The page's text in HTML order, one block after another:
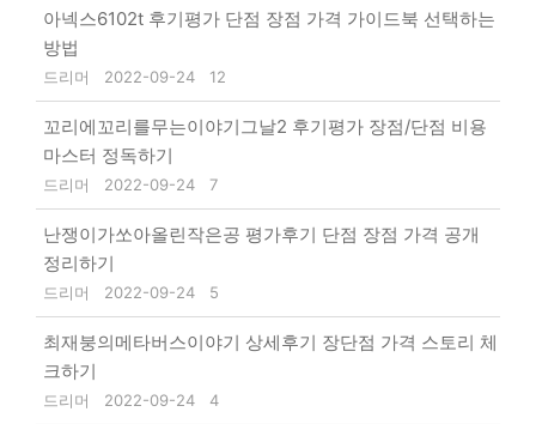
아넥스6102t 후기평가 단점 장점 가격 가이드북 선택하는
방법
드리머 2022-09-24 12
꼬리에꼬리를무는이야기그날2 후기평가 장점/단점 비용
마스터 정독하기
드리머 2022-09-24 7
난쟁이가쏘아올린작은공 평가후기 단점 장점 가격 공개
정리하기
드리머 2022-09-24 5
최재붕의메타버스이야기 상세후기 장단점 가격 스토리 체
크하기
드리머 2022-09-24 4